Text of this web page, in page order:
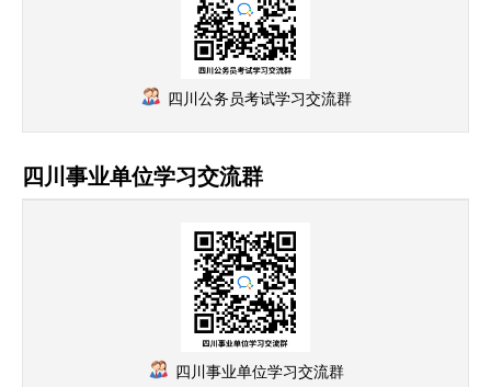
四川公务员考试学习交流群
四川事业单位学习交流群
四川事业单位学习交流群